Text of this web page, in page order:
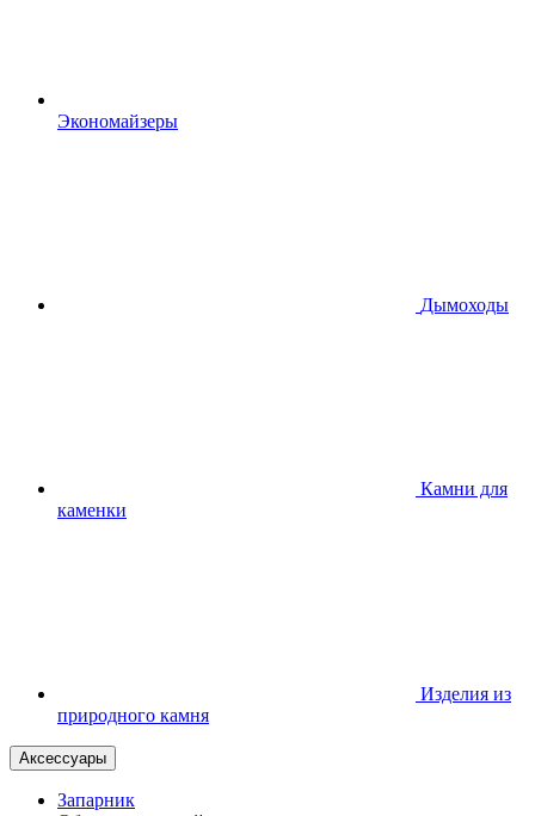
Экономайзеры
Дымоходы
Камни для
каменки
Изделия из
природного камня
Аксессуары
Запарник